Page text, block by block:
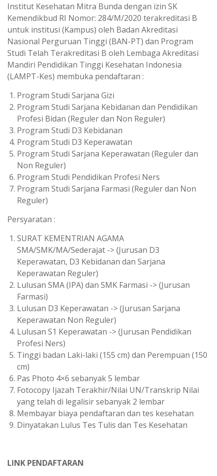
Institut Kesehatan Mitra Bunda dengan izin SK
Kemendikbud RI Nomor: 284/M/2020 terakreditasi B
untuk institusi (Kampus) oleh Badan Akreditasi
Nasional Perguruan Tinggi (BAN-PT) dan Program
Studi Telah Terakreditasi B oleh Lembaga Akreditasi
Mandiri Pendidikan Tinggi Kesehatan Indonesia
(LAMPT-Kes) membuka pendaftaran :
Program Studi Sarjana Gizi
Program Studi Sarjana Kebidanan dan Pendidikan
Profesi Bidan (Reguler dan Non Reguler)
Program Studi D3 Kebidanan
Program Studi D3 Keperawatan
Program Studi Sarjana Keperawatan (Reguler dan
Non Reguler)
Program Studi Pendidikan Profesi Ners
Program Studi Sarjana Farmasi (Reguler dan Non
Reguler)
Persyaratan :
SURAT KEMENTRIAN AGAMA
SMA/SMK/MA/Sederajat -> (Jurusan D3
Keperawatan, D3 Kebidanan dan Sarjana
Keperawatan Reguler)
Lulusan SMA (IPA) dan SMK Farmasi -> (Jurusan
Farmasi)
Lulusan D3 Keperawatan -> (Jurusan Sarjana
Keperawatan Non Reguler)
Lulusan S1 Keperawatan -> (Jurusan Pendidikan
Profesi Ners)
Tinggi badan Laki-laki (155 cm) dan Perempuan (150
cm)
Pas Photo 4×6 sebanyak 5 lembar
Fotocopy Ijazah Terakhir/Nilai UN/Transkrip Nilai
yang telah di legalisir sebanyak 2 lembar
Membayar biaya pendaftaran dan tes kesehatan
Dinyatakan Lulus Tes Tulis dan Tes Kesehatan
LINK PENDAFTARAN